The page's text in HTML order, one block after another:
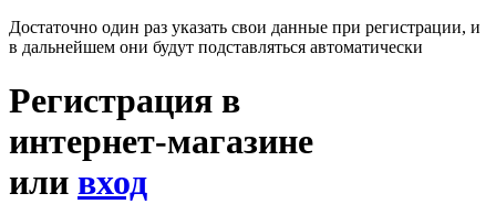
Достаточно один раз указать свои данные при регистрации, и
в дальнейшем они будут подставляться автоматически
Регистрация в
интернет-магазине
или вход